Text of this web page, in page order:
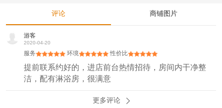
评论 商铺图片
游客
2020-04-20
服务 环境 性价比
提前联系约好的，进店前台热情招待，房间内干净整
洁，配有淋浴房，很满意
更多评论